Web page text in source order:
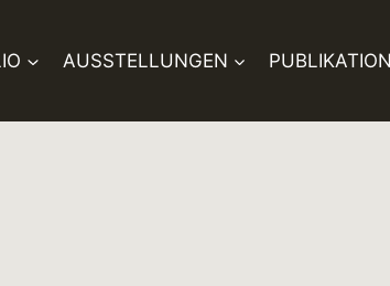
AUSSTELLUNGEN